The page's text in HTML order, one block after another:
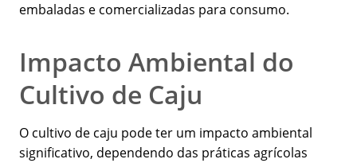
embaladas e comercializadas para consumo.
Impacto Ambiental do
Cultivo de Caju
O cultivo de caju pode ter um impacto ambiental
significativo, dependendo das práticas agrícolas